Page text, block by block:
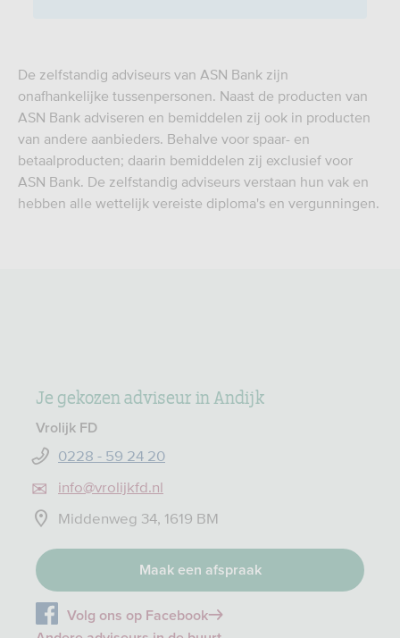
De zelfstandig adviseurs van ASN Bank zijn
onafhankelijke tussenpersonen. Naast de producten van
ASN Bank adviseren en bemiddelen zij ook in producten
van andere aanbieders. Behalve voor spaar- en
betaalproducten; daarin bemiddelen zij exclusief voor
ASN Bank. De zelfstandig adviseurs verstaan hun vak en
hebben alle wettelijk vereiste diploma's en vergunningen.
Je gekozen adviseur in Andijk
Vrolijk FD
0228 - 59 24 20
info@vrolijkfd.nl
Middenweg 34, 1619 BM
Maak een afspraak
Volg ons op Facebook